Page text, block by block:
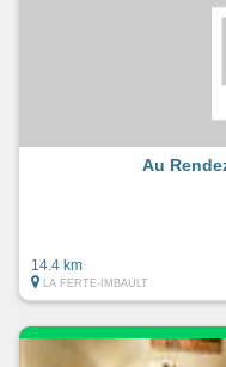
Au
14.4 km
LA FERTE-IMBAULT